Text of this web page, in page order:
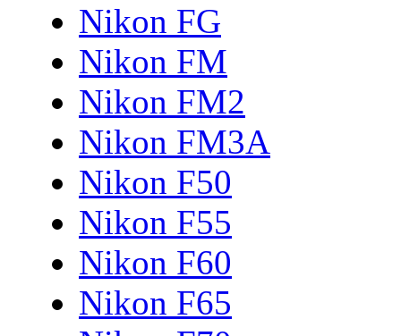
Nikon FG
Nikon FM
Nikon FM2
Nikon FM3A
Nikon F50
Nikon F55
Nikon F60
Nikon F65